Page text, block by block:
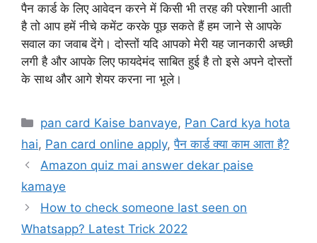
पैन कार्ड के लिए आवेदन करने में किसी भी तरह की परेशानी आती
है तो आप हमें नीचे कमेंट करके पूछ सकते हैं हम जाने से आपके
सवाल का जवाब देंगे। दोस्तों यदि आपको मेरी यह जानकारी अच्छी
लगी है और आपके लिए फायदेमंद साबित हुई है तो इसे अपने दोस्तों
के साथ और आगे शेयर करना ना भूले।
Categories
pan card Kaise banvaye, Pan Card kya hota
hai, Pan card online apply,पैन कार्ड क्या काम आता है?
Amazon quiz mai answer dekar paise
kamaye
How to check someone last seen on
Whatsapp? Latest Trick 2022